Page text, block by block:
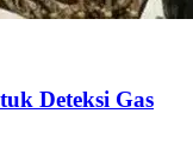
Deteksi Gas